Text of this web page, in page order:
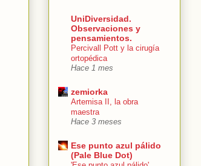
UniDiversidad.
Observaciones y
pensamientos.
Percivall Pott y la cirugía
ortopédica
Hace 1 mes
zemiorka
Artemisa II, la obra
maestra
Hace 3 meses
Ese punto azul pálido
(Pale Blue Dot)